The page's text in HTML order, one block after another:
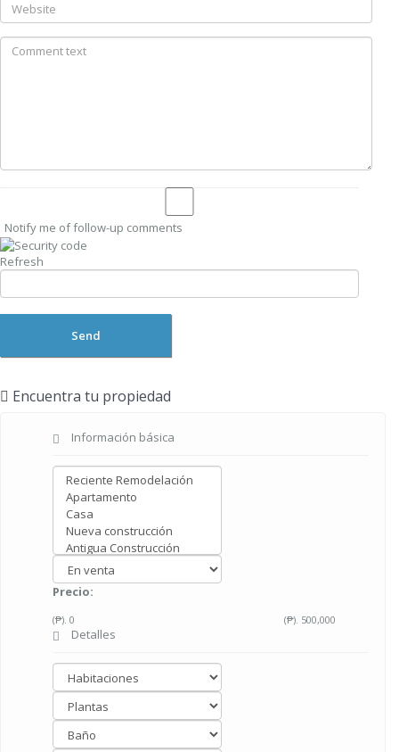
Notify me of follow-up comments
Refresh
Send
Encuentra tu propiedad
Información básica
Precio:
(₱). 0 (₱). 500,000
Detalles